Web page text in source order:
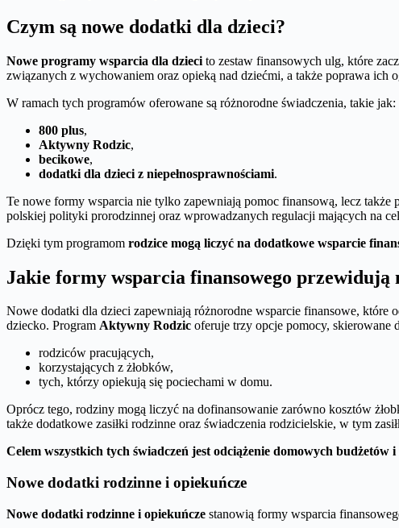
Czym są nowe dodatki dla dzieci?
Nowe programy wsparcia dla dzieci to zestaw finansowych ulg, które
związanych z wychowaniem oraz opieką nad dziećmi, a także poprawa ich
W ramach tych programów oferowane są różnorodne świadczenia, takie jak:
800 plus,
Aktywny Rodzic,
becikowe,
dodatki dla dzieci z niepełnosprawnościami.
Te nowe formy wsparcia nie tylko zapewniają pomoc finansową, lecz także
polskiej polityki prorodzinnej oraz wprowadzanych regulacji mających na
Dzięki tym programom rodzice mogą liczyć na dodatkowe wsparcie
Jakie formy wsparcia finansowego przewidują
Nowe dodatki dla dzieci zapewniają różnorodne wsparcie finansowe,
dziecko. Program Aktywny Rodzic oferuje trzy opcje pomocy, skierowane
rodziców pracujących,
korzystających z żłobków,
tych, którzy opiekują się pociechami w domu.
Oprócz tego, rodziny mogą liczyć na dofinansowanie zarówno kosztów
także dodatkowe zasiłki rodzinne oraz świadczenia rodzicielskie, w tym
Celem wszystkich tych świadczeń jest odciążenie domowych
Nowe dodatki rodzinne i opiekuńcze
Nowe dodatki rodzinne i opiekuńcze stanowią formy wsparcia